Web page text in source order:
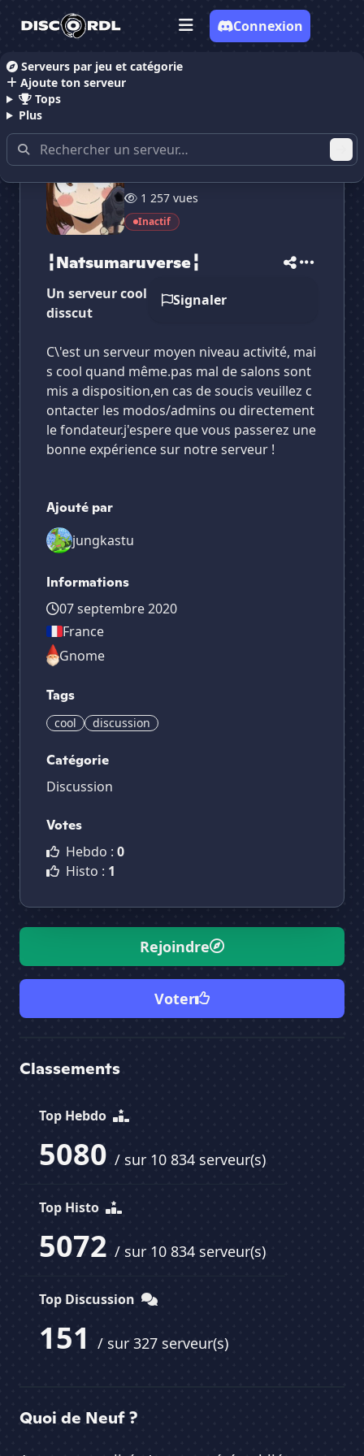
Serveurs par jeu et catégorie
Ajoute ton serveur
Tops
Plus
Connexion
Accueil Serveurs Discord Discussion
1 257 vues
Inactif
╏Natsumaruverse╏
Signaler
Un serveur cool ou on peut taper la
disscut
C\'est un serveur moyen niveau activité, mai
s cool quand même.pas mal de salons sont
mis a disposition,en cas de soucis veuillez c
ontacter les modos/admins ou directement
le fondateur.j'espere que vous passerez une
bonne expérience sur notre serveur !
Ajouté par
jungkastu
Informations
07 septembre 2020
France
Gnome
Tags
cool discussion
Catégorie
Discussion
Votes
Hebdo : 0
Histo : 1
Rejoindre
Voter
Vote pour╏Natsumaruverse╏
Classements
Top Hebdo
5080 / sur 10 834 serveur(s)
Top Histo
5072 / sur 10 834 serveur(s)
Top Discussion
151 / sur 327 serveur(s)
Quoi de Neuf ?
╏Natsumaruverse╏
Es-tu sûr de vouloir supprimer ton avis de ce
serveur ?
Supprimer
╏Natsumaruverse╏